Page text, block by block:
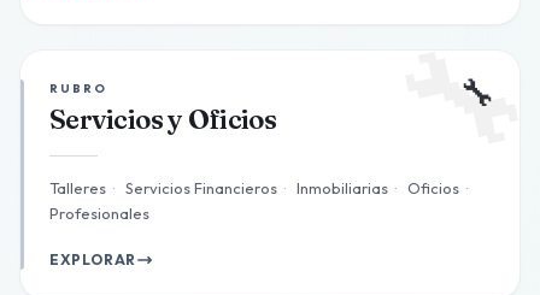
🔧
RUBRO
Servicios y Oficios
Talleres · Servicios Financieros · Inmobiliarias · Oficios ·
Profesionales
EXPLORAR